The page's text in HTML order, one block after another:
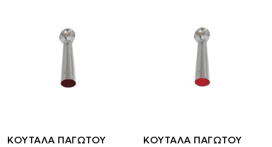
ΚΟΥΤΑΛΑ ΠΑΓΩΤΟΥ
ΚΟΥΤΑΛΑ ΠΑΓΩΤΟΥ